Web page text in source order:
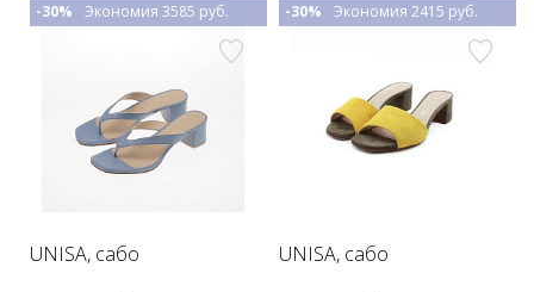
UNISA, сабо
-30% Экономия 3585 руб.
UNISA, сабо
-30% Экономия 2415 руб.